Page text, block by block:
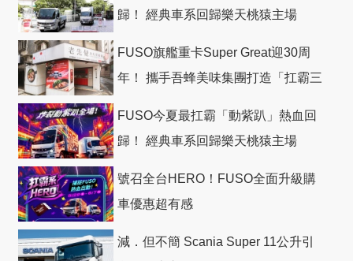
歸！ 經典車系回歸樂天桃猿主場
FUSO旗艦重卡Super Great迎30周
年！ 攜手吾蜂美味集團打造「扛霸三
FUSO今夏最扛霸「動紫趴」熱血回
歸！ 經典車系回歸樂天桃猿主場
號召全台HERO！FUSO全面升級購
車優惠超有感
減．但不簡 Scania Super 11公升引